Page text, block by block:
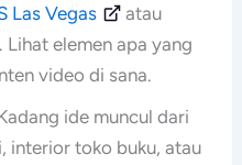
Las Vegas
atau
Lihat elemen apa yang
video di sana.
ide muncul dari
interior toko buku, atau